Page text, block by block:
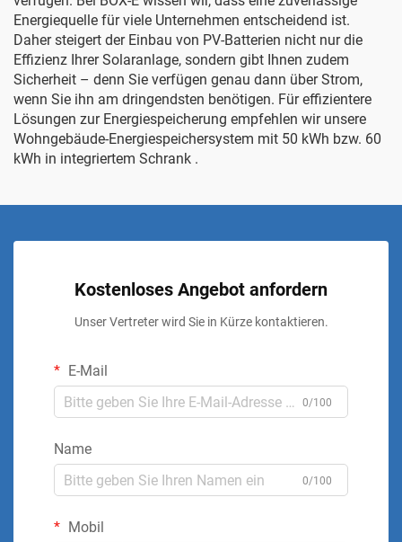
Energiequelle für viele Unternehmen entscheidend ist.
Daher steigert der Einbau von PV-Batterien nicht nur die
Effizienz Ihrer Solaranlage, sondern gibt Ihnen zudem
Sicherheit – denn Sie verfügen genau dann über Strom,
wenn Sie ihn am dringendsten benötigen. Für effizientere
Lösungen zur Energiespeicherung empfehlen wir unsere
Wohngebäude-Energiespeichersystem mit 50 kWh bzw. 60
kWh in integriertem Schrank .
Kostenloses Angebot anfordern
Unser Vertreter wird Sie in Kürze kontaktieren.
E-Mail
0/100
Name
0/100
Mobil